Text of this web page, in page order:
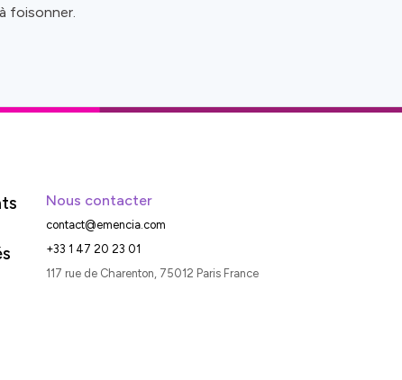
foisonner.
Nous contacter
contact@emencia.com
+33 1 47 20 23 01
117 rue de Charenton, 75012 Paris France